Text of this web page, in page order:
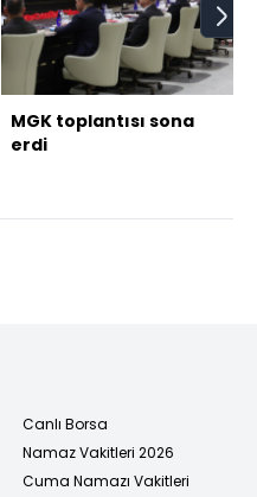
MGK toplantısı sona
erdi
Canlı Borsa
Namaz Vakitleri 2026
Cuma Namazı Vakitleri